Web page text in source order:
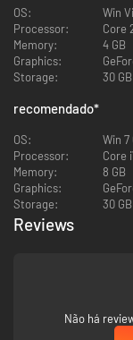
OS:
Win
Processor:
Core
Memory:
4 GB
Graphics:
Storage:
30 GB
recomendado*
OS:
Win 7
Processor:
Core
Memory:
8 GB
Graphics:
Storage:
30 GB
Reviews
Não há